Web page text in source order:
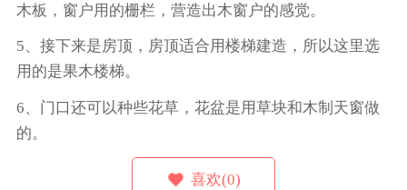
木板，窗户用的栅栏，营造出木窗户的感觉。
5、接下来是房顶，房顶适合用楼梯建造，所以这里选
用的是果木楼梯。
6、门口还可以种些花草，花盆是用草块和木制天窗做
的。
喜欢(0)